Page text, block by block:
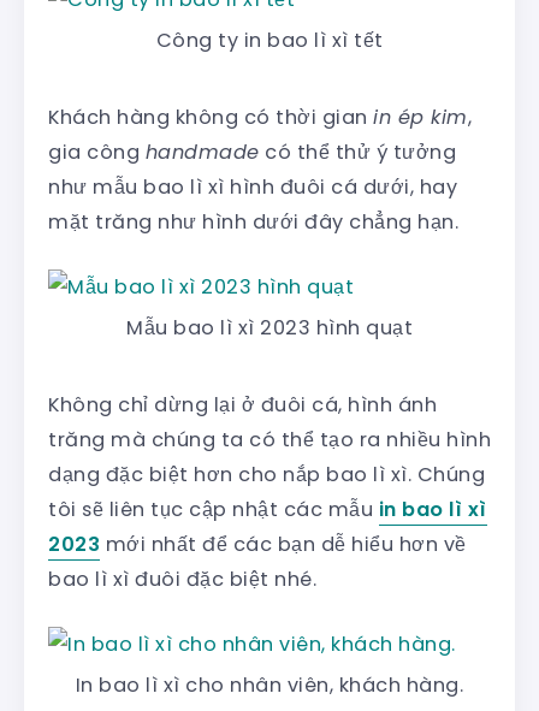
Công ty in bao lì xì tết
Khách hàng không có thời gian in ép kim,
gia công handmade có thể thử ý tưởng
như mẫu bao lì xì hình đuôi cá dưới, hay
mặt trăng như hình dưới đây chẳng hạn.
Mẫu bao lì xì 2023 hình quạt
Không chỉ dừng lại ở đuôi cá, hình ánh
trăng mà chúng ta có thể tạo ra nhiều hình
dạng đặc biệt hơn cho nắp bao lì xì. Chúng
tôi sẽ liên tục cập nhật các mẫu in bao lì xì
2023 mới nhất để các bạn dễ hiểu hơn về
bao lì xì đuôi đặc biệt nhé.
In bao lì xì cho nhân viên, khách hàng.